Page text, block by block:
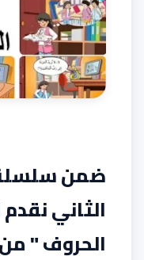
ضمن
الثاني
الحروف "